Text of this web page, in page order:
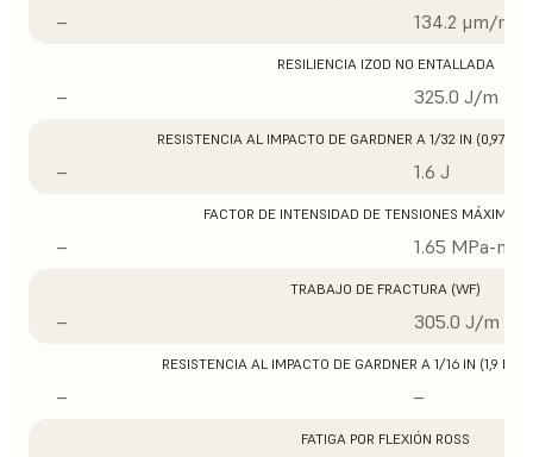
– 134.2 μm/m/
RESILIENCIA IZOD NO ENTALLADA
– 325.0 J/m
RESISTENCIA AL IMPACTO DE GARDNER A 1/32 IN (0,97
– 1.6 J
FACTOR DE INTENSIDAD DE TENSIONES MÁXIMO
– 1.65 MPa-m1/
TRABAJO DE FRACTURA (WF)
– 305.0 J/m
RESISTENCIA AL IMPACTO DE GARDNER A 1/16 IN (1,9 MM)
– –
FATIGA POR FLEXIÓN ROSS